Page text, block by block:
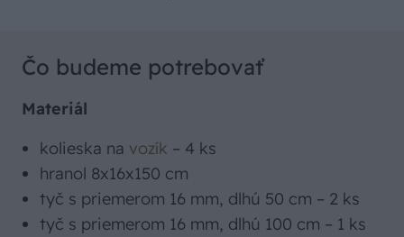
Čo budeme potrebovať
Materiál
kolieska na vozík – 4 ks
hranol 8x16x150 cm
tyč s priemerom 16 mm, dlhú 50 cm – 2 ks
tyč s priemerom 16 mm, dlhú 100 cm – 1 ks